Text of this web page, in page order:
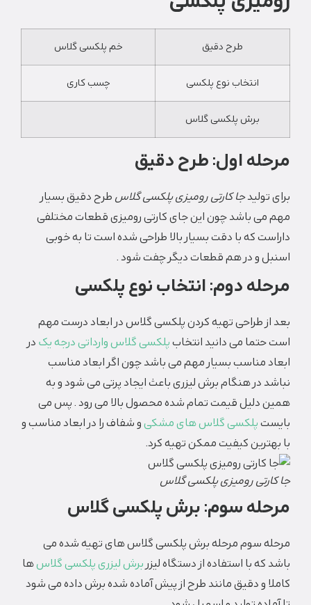
طرح دقیق خم پلکسی گلاس
انتخاب نوع پلکسی چسب کاری
برش پلکسی گلاس
مرحله اول: طرح دقیق
برای تولیدجا کارتی رومیزی پلکسی گلاس طرح دقیق بسیار
مهم می باشد چون این جای کارتی رومیزی قطعات مختلفی
داراست که با دقت بسیار بالا طراحی شده است تا به خوبی
اسنبل و در هم قطعات دیگر چفت شود .
مرحله دوم: انتخاب نوع پلکسی
بعد از طراحی تهیه کردن پلکسی گلاس در ابعاد درست مهم
است حتما می دانید انتخابپلکسی گلاس وارداتی درجه یک در
ابعاد مناسب بسیار مهم می باشد چون اگر ابعاد مناسب
نباشد در هنگام برش لیزری باعث ایجاد پرتی می شود و به
همین دلیل قیمت تمام شده محصول بالا می رود . پس می
بایستپلکسی گلاس های مشکیو شفاف را در ابعاد مناسب و
با بهترین کیفیت ممکن تهیه کرد.
جا کارتی رومیزی پلکسی گلاس
مرحله سوم: برش پلکسی گلاس
مرحله سوم مرحله برش پلکسی گلاس های تهیه شده می
باشد که با استفاده از دستگاه لیزربرش لیزری پلکسی گلاسها
کاملا و دقیق مانند طرح از پیش آماده شده برش داده می شود